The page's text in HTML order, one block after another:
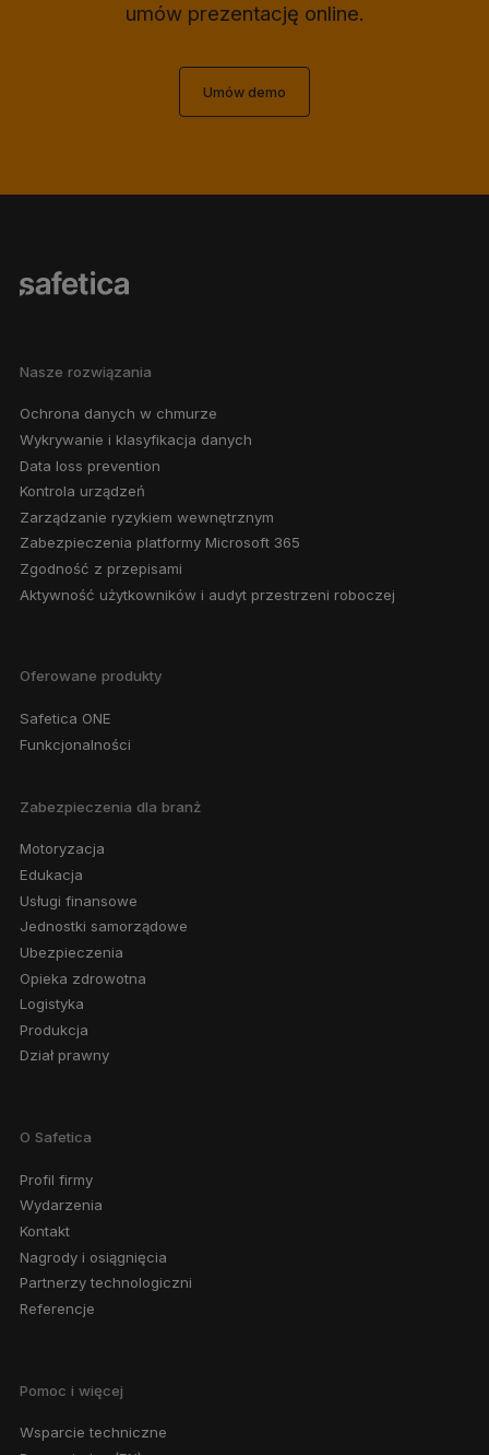
umów prezentację online.
Umów demo
Nasze rozwiązania
Ochrona danych w chmurze
Wykrywanie i klasyfikacja danych
Data loss prevention
Kontrola urządzeń
Zarządzanie ryzykiem wewnętrznym
Zabezpieczenia platformy Microsoft 365
Zgodność z przepisami
Aktywność użytkowników i audyt przestrzeni roboczej
Oferowane produkty
Safetica ONE
Funkcjonalności
Zabezpieczenia dla branż
Motoryzacja
Edukacja
Usługi finansowe
Jednostki samorządowe
Ubezpieczenia
Opieka zdrowotna
Logistyka
Produkcja
Dział prawny
O Safetica
Profil firmy
Wydarzenia
Kontakt
Nagrody i osiągnięcia
Partnerzy technologiczni
Referencje
Pomoc i więcej
Wsparcie techniczne